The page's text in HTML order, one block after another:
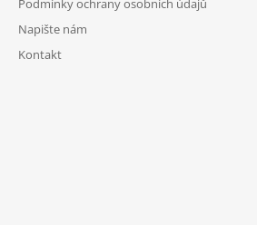
Podmínky ochrany osobních údajů
Napište nám
Kontakt